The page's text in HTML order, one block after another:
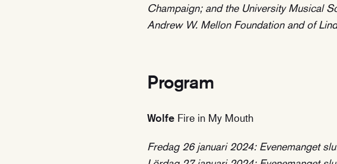
Champaign; and the University Musical
Andrew W. Mellon Foundation and of
Program
Wolfe Fire in My Mouth
Fredag 26 januari 2024: Evenemanget